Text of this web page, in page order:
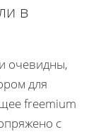
в
очевидны,
для
freemium
с